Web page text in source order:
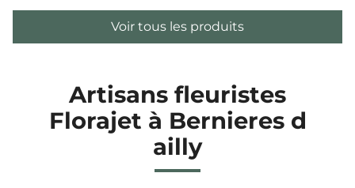
Voir tous les produits
Artisans fleuristes
Florajet à Bernieres d
ailly